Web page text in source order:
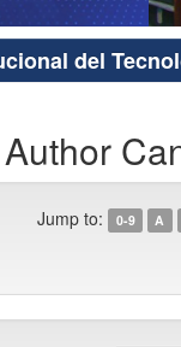
del
Jump to: 0-9 A